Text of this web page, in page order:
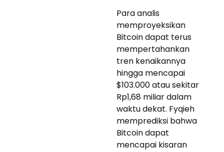
Para analis
memproyeksikan
Bitcoin dapat terus
mempertahankan
tren kenaikannya
hingga mencapai
$103.000 atau sekitar
Rp1,68 miliar dalam
waktu dekat. Fyqieh
memprediksi bahwa
Bitcoin dapat
mencapai kisaran